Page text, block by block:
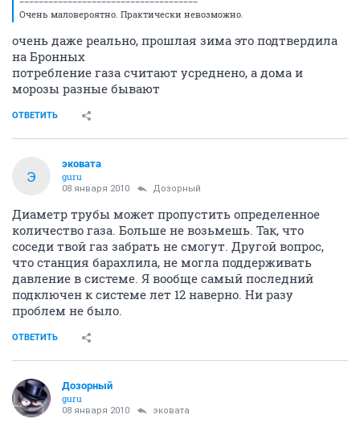
Очень маловероятно. Практически невозможно.
очень даже реально, прошлая зима это подтвердила
на Бронных
потребление газа считают усреднено, а дома и
морозы разные бывают
ОТВЕТИТЬ
Э
эковата
guru
08 января 2010 Дозорный
Диаметр трубы может пропустить определенное
количество газа. Больше не возьмешь. Так, что
соседи твой газ забрать не смогут. Другой вопрос,
что станция барахлила, не могла поддерживать
давление в системе. Я вообще самый последний
подключен к системе лет 12 наверно. Ни разу
проблем не было.
ОТВЕТИТЬ
Дозорный
guru
08 января 2010 эковата